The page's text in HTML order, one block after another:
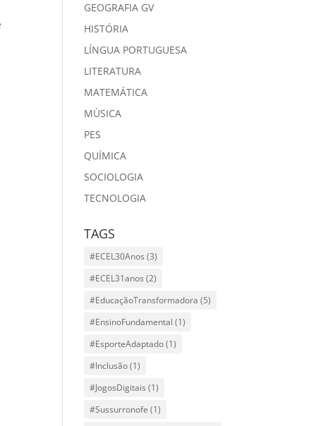
GEOGRAFIA GV
HISTÓRIA
LÍNGUA PORTUGUESA
LITERATURA
MATEMÁTICA
MÙSICA
PES
QUÍMICA
SOCIOLOGIA
TECNOLOGIA
TAGS
#ECEL30Anos (3)
#ECEL31anos (2)
#EducaçãoTransformadora (5)
#EnsinoFundamental (1)
#EsporteAdaptado(1)
#Inclusão(1)
#JogosDigitais (1)
#Sussurronofe (1)